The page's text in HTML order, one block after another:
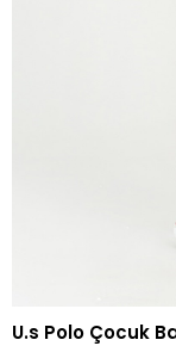
U.s Polo Çocuk